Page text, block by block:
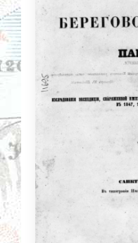
Партнеры